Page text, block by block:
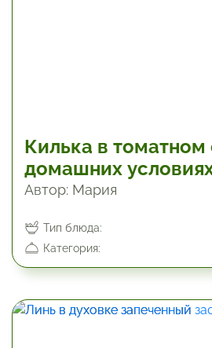
Килька в томатном
домашних
Автор: Мария
Тип блюда:
Категория: